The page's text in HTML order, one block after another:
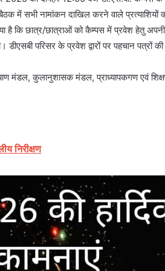
में सभी नामांकन दाखिल करने वाले प्रत्याशियों
है कि छात्र/छात्राओं को कैम्पस में प्रवेश हेतु
डीएसबी परिसर के प्रवेश द्वारों पर पहचान पत्रों
मंडल, कुलानुशासक मंडल, प्राध्यापकगण एवं
निरीक्षण